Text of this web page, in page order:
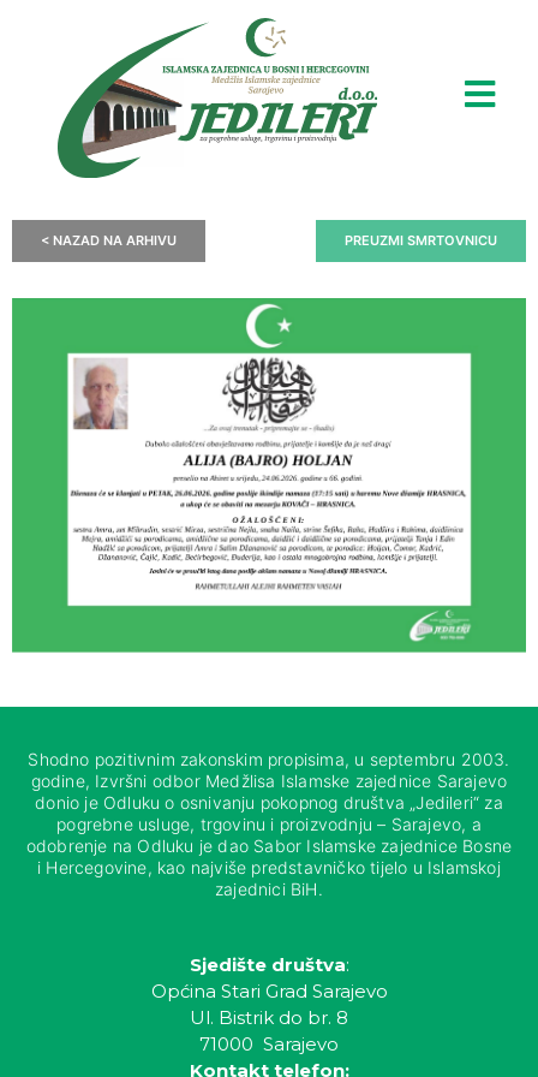
< NAZAD NA ARHIVU PREUZMI SMRTOVNICU
Shodno pozitivnim zakonskim propisima, u septembru 2003.
godine, Izvršni odbor Medžlisa Islamske zajednice Sarajevo
donio je Odluku o osnivanju pokopnog društva „Jedileri“ za
pogrebne usluge, trgovinu i proizvodnju – Sarajevo, a
odobrenje na Odluku je dao Sabor Islamske zajednice Bosne
i Hercegovine, kao najviše predstavničko tijelo u Islamskoj
zajednici BiH.
Sjedište društva:
Općina Stari Grad Sarajevo
Ul. Bistrik do br. 8
71000 Sarajevo
Kontakt telefon: